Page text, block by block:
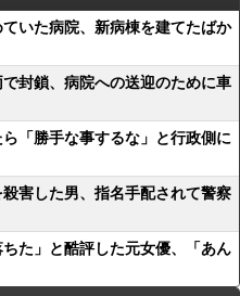
いた病院、新病棟を建てたばか
封鎖、病院への送迎のために車
「勝手な事するな」と行政側に
害した男、指名手配されて警察
た」と酷評した元女優、「あん